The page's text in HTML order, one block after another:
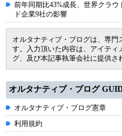
前年同期比43%成長、世界クラ
ド企業9社の影響
オルタナティブ・ブログは、専門
す。入力頂いた内容は、アイティ
グ、及び本記事執筆会社に提供さ
オルタナティブ・ブログ
オルタナティブ・ブログ憲章
利用規約